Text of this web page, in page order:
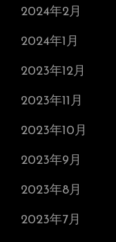
2024年2月
2024年1月
2023年12月
2023年11月
2023年10月
2023年9月
2023年8月
2023年7月